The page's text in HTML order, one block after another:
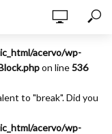
to "break". Did you
acervo/wp-
on line536
to "break". Did you
acervo/wp-